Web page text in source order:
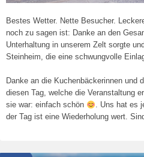
Bestes Wetter. Nette Besucher.
noch zu sagen ist: Danke an den
Unterhaltung in unserem Zelt sorgte
Steinheim, die eine schwungvolle
Danke an die Kuchenbäckerinnen und
diesen Tag, welche die Veranstaltung
sie war: einfach schön
. Uns hat es
der Tag ist eine Wiederholung wert.